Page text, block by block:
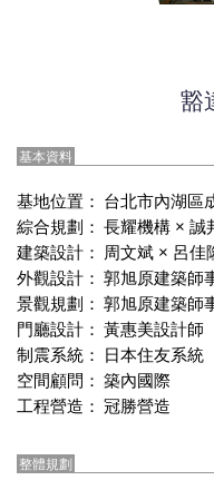
豁
基本資料
基地位置： 台北市內湖區
綜合規劃： 長耀機構 × 誠
建築設計：
周文斌 × 呂佳
外觀設計： 郭旭原建築師
景觀規劃： 郭旭原建築師
門廳設計： 黃惠美設計師
制震系統：
日本住友系統
空間顧問： 築內國際
工程營造： 冠勝營造
整體規劃